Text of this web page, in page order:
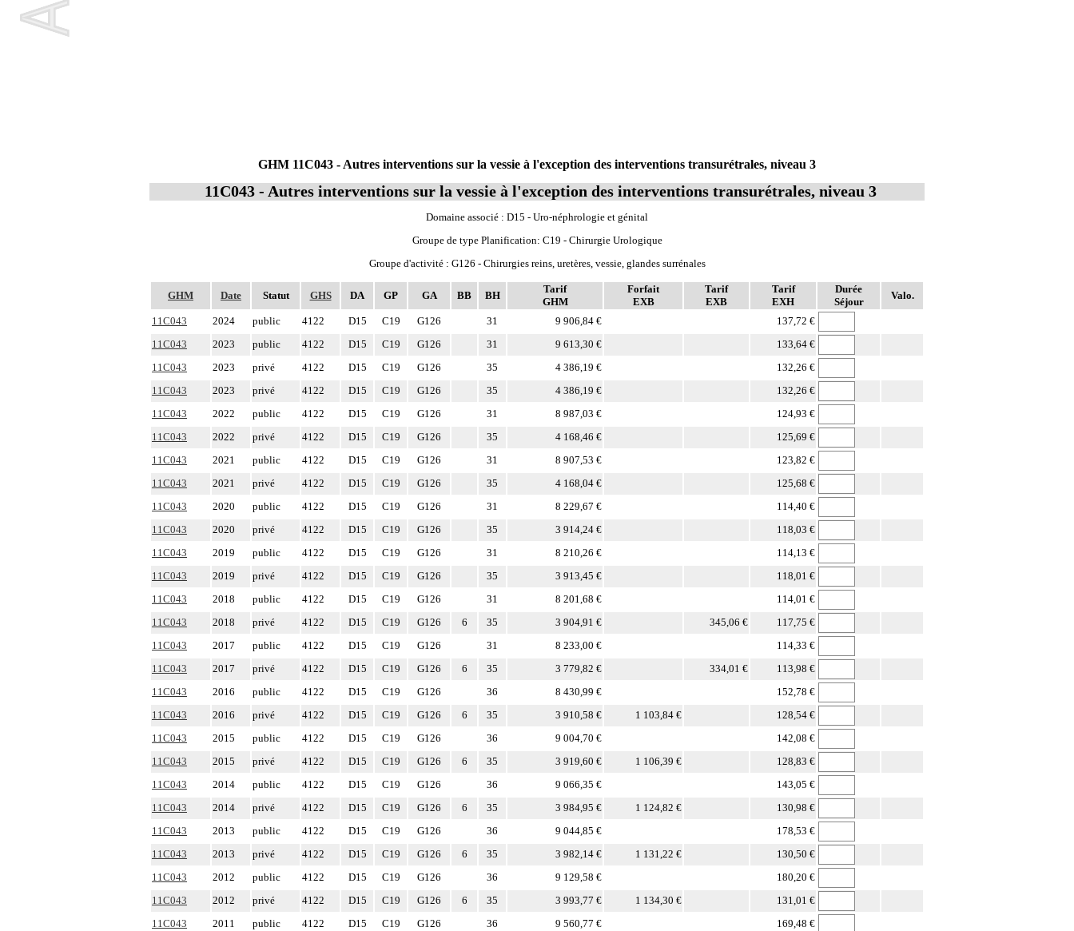
GHM Date Statut GHS DA GP GA BB BH
Tarif
GHM
Forfait
EXB
Tarif
EXB
Tarif
EXH
Durée
Séjour
Valo.
11C043 2024 public 4122 D15 C19 G126 31 9 906,84 €
137,72 €
11C043
2023 public 4122 D15 C19 G126 31 9 613,30 €
133,64 €
11C043
2023 privé 4122 D15 C19 G126 35 4 386,19 €
132,26 €
11C043
2023 privé 4122 D15 C19 G126 35 4 386,19 €
132,26 €
11C043
2022 public 4122 D15 C19 G126 31 8 987,03 €
124,93 €
11C043
2022 privé 4122 D15 C19 G126 35 4 168,46 €
125,69 €
11C043
2021 public 4122 D15 C19 G126 31 8 907,53 €
123,82 €
11C043
2021 privé 4122 D15 C19 G126 35 4 168,04 €
125,68 €
11C043
2020 public 4122 D15 C19 G126 31 8 229,67 €
114,40 €
11C043
2020 privé 4122 D15 C19 G126 35 3 914,24 €
118,03 €
11C043
2019 public 4122 D15 C19 G126 31 8 210,26 €
114,13 €
11C043
2019 privé 4122 D15 C19 G126 35 3 913,45 €
118,01 €
11C043
2018 public 4122 D15 C19 G126 31 8 201,68 €
114,01 €
11C043
2018 privé 4122 D15 C19 G126 6 35 3 904,91 € 345,06 €
117,75 €
11C043
2017 public 4122 D15 C19 G126 31 8 233,00 €
114,33 €
11C043
2017 privé 4122 D15 C19 G126 6 35 3 779,82 € 334,01 €
113,98 €
11C043
2016 public 4122 D15 C19 G126 36 8 430,99 €
152,78 €
11C043
2016 privé 4122 D15 C19 G126 6 35 3 910,58 € 1 103,84 €
128,54 €
11C043
2015 public 4122 D15 C19 G126 36 9 004,70 €
142,08 €
11C043
2015 privé 4122 D15 C19 G126 6 35 3 919,60 € 1 106,39 €
128,83 €
11C043
2014 public 4122 D15 C19 G126 36 9 066,35 €
143,05 €
11C043
2014 privé 4122 D15 C19 G126 6 35 3 984,95 € 1 124,82 €
130,98 €
11C043
2013 public 4122 D15 C19 G126 36 9 044,85 €
178,53 €
11C043
2013 privé 4122 D15 C19 G126 6 35 3 982,14 € 1 131,22 €
130,50 €
11C043
2012 public 4122 D15 C19 G126 36 9 129,58 €
180,20 €
11C043
2012 privé 4122 D15 C19 G126 6 35 3 993,77 € 1 134,30 €
131,01 €
11C043
2011 public 4122 D15 C19 G126 36 9 560,77 €
169,48 €
GHM 11C043 - Autres interventions sur la vessie à l'exception des interventions transurétrales, niveau 3
11C043 - Autres interventions sur la vessie à l'exception des interventions transurétrales, niveau 3
Domaine associé : D15 - Uro-néphrologie et génital
Groupe de type Planification: C19 - Chirurgie Urologique
Groupe d'activité : G126 - Chirurgies reins, uretères, vessie, glandes surrénales